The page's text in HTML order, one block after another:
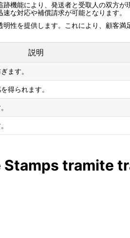
機能により、発送者と受取人の双方が
な対応や補償請求が可能となります。
性を提供します。これにより、顧客
説明
ます。
得られます。
tramite